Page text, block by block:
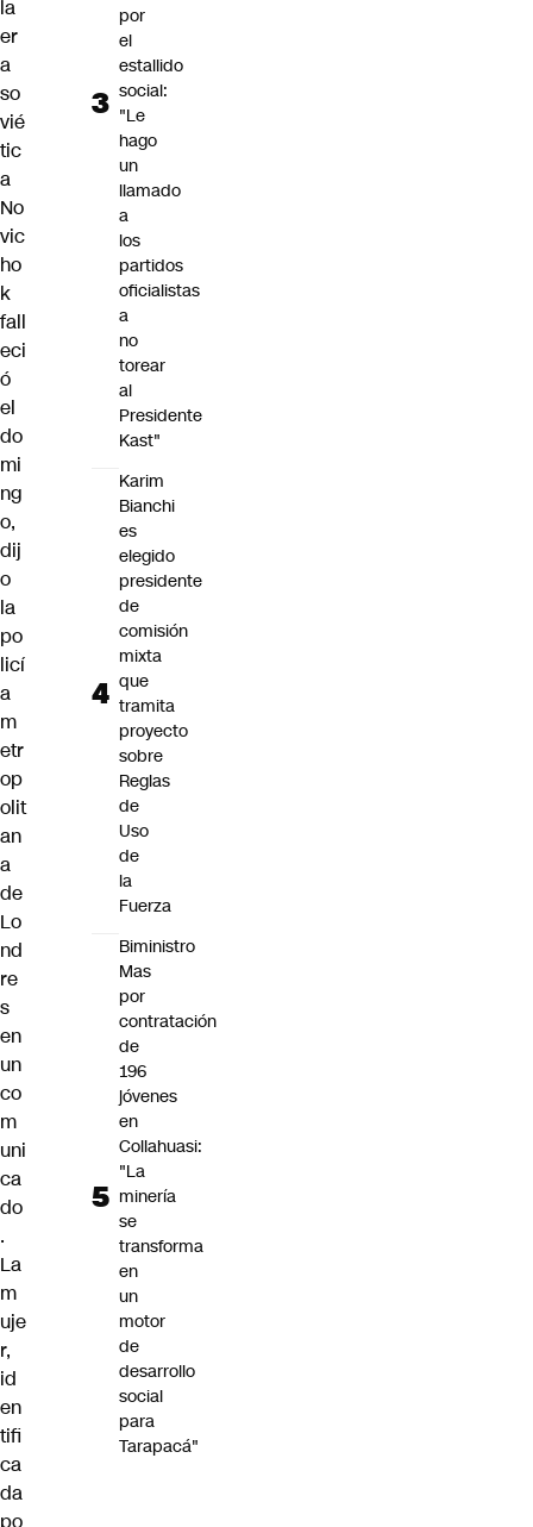
la
er
a
so
vié
tic
a
No
vic
ho
k
fall
eci
ó
el
do
mi
ng
o,
dij
o
la
po
licí
a
m
etr
op
olit
an
a
de
Lo
nd
re
s
en
un
co
m
uni
ca
do
.
La
m
uje
r,
id
en
tifi
ca
da
po
por
el
estallido
social:
"Le
hago
un
llamado
a
los
partidos
oficialistas
a
no
torear
al
Presidente
Kast"
Karim
Bianchi
es
elegido
presidente
de
comisión
mixta
que
tramita
proyecto
sobre
Reglas
de
Uso
de
la
Fuerza
Biministro
Mas
por
contratación
de
196
jóvenes
en
Collahuasi:
"La
minería
se
transforma
en
un
motor
de
desarrollo
social
para
Tarapacá"